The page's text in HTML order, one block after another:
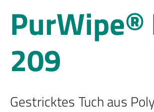
PurWipe®
209
Gestricktes Tuch aus